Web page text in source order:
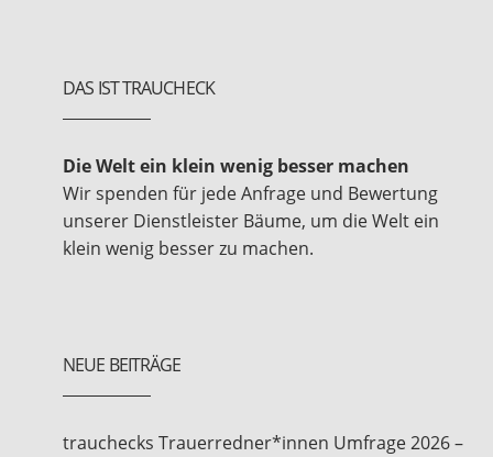
DAS IST TRAUCHECK
Die Welt ein klein wenig besser machen
Wir spenden für jede Anfrage und Bewertung
unserer Dienstleister Bäume, um die Welt ein
klein wenig besser zu machen.
NEUE BEITRÄGE
trauchecks Trauerredner*innen Umfrage 2026 –